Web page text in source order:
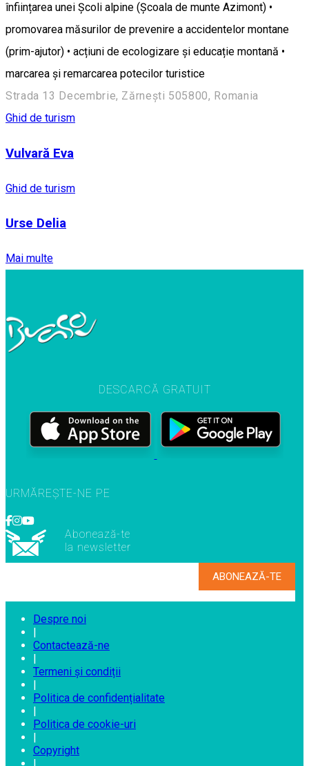
înființarea unei Școli alpine (Școala de munte Azimont) •
promovarea măsurilor de prevenire a accidentelor montane
(prim-ajutor) • acțiuni de ecologizare și educație montană •
marcarea și remarcarea potecilor turistice
Strada 13 Decembrie, Zărnești 505800, Romania
Ghid de turism
Vulvară Eva
Ghid de turism
Urse Delia
Mai multe
DESCARCĂ GRATUIT
URMĂREȘTE-NE PE
Abonează-te
la newsletter
Despre noi
Contactează-ne
Termeni și condiții
Politica de confidențialitate
Politica de cookie-uri
Copyright